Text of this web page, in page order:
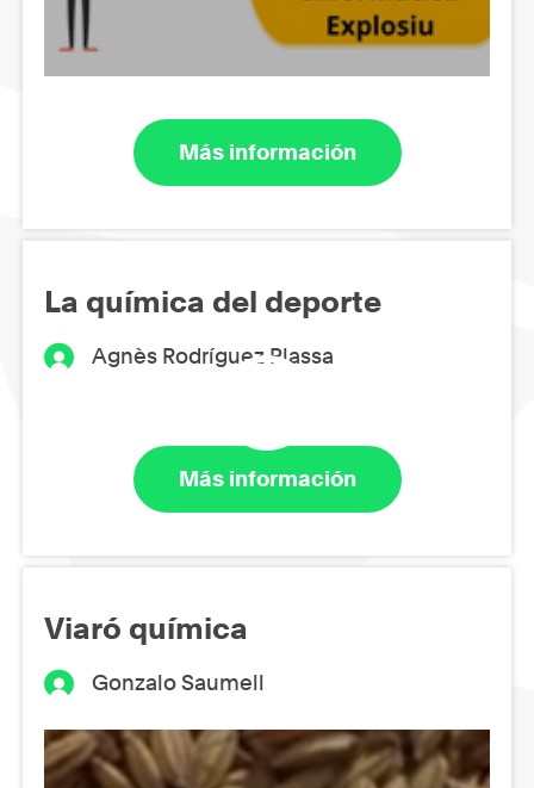
Más información
La química del deporte
Agnès Rodríguez Plassa
Más información
Viaró química
Gonzalo Saumell